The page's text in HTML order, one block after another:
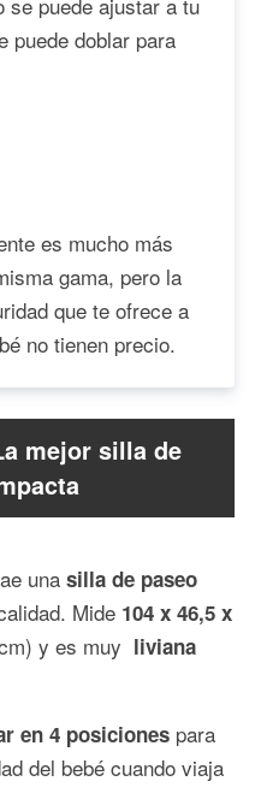
puede doblar para
es mucho más
gama, pero la
que te ofrece a
no tienen precio.
mejor silla de
una silla de paseo
Mide 104 x 46,5 x
y es muy liviana
en 4 posiciones para
del bebé cuando viaja